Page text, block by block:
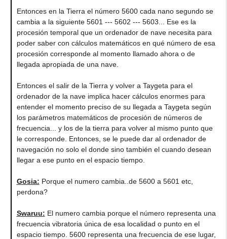
Entonces en la Tierra el número 5600 cada nano segundo se
cambia a la siguiente 5601 --- 5602 --- 5603... Ese es la
procesión temporal que un ordenador de nave necesita para
poder saber con cálculos matemáticos en qué número de esa
procesión corresponde al momento llamado ahora o de
llegada apropiada de una nave.
Entonces el salir de la Tierra y volver a Taygeta para el
ordenador de la nave implica hacer cálculos enormes para
entender el momento preciso de su llegada a Taygeta según
los parámetros matemáticos de procesión de números de
frecuencia... y los de la tierra para volver al mismo punto que
le corresponde. Entonces, se le puede dar al ordenador de
navegación no solo el donde sino también el cuando desean
llegar a ese punto en el espacio tiempo.
Gosia: Porque el numero cambia..de 5600 a 5601 etc,
perdona?
Swaruu: El numero cambia porque el número representa una
frecuencia vibratoria única de esa localidad o punto en el
espacio tiempo. 5600 representa una frecuencia de ese lugar,